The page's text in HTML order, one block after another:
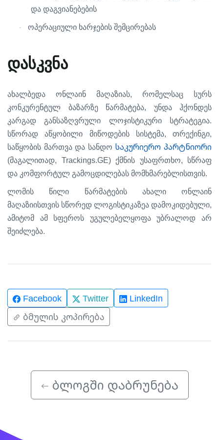
და დაგვიანებების
· ოპერაციული ხარჯების შემცირებას
დასკვნა
ახალბედა ონლაინ მაღაზიას, რომელსაც
სურს
კონკურენტულ
ბაზარზე წარმატება, უნდა
ჰქონდეს
კარგად
განსაზღვრული ლოჯისტიკური სტრატეგია.
სწორად აწყობილი მიწოდების სისტემა, თრექინგი,
საწყობის მართვა და სანდო საკურიერო პარტნიორი
(მაგალითად, Trackings.GE) ქმნის უსაფრთხო,
სწრაფ
და კომფორტულ გამოცდილებას მომხმარებლისთვის.
ლომის წილი წარმატების ახალი
ონლაინ
მაღაზიისთვის სწორედ ლოგისტიკაზეა დამოკიდებული,
ამიტომ ამ სფეროს უგულებელყოფა უბრალოდ
არ
შეიძლება.
Facebook Twitter
LinkedIn
ბმულის კოპირება
ბლოგში დაბრუნება